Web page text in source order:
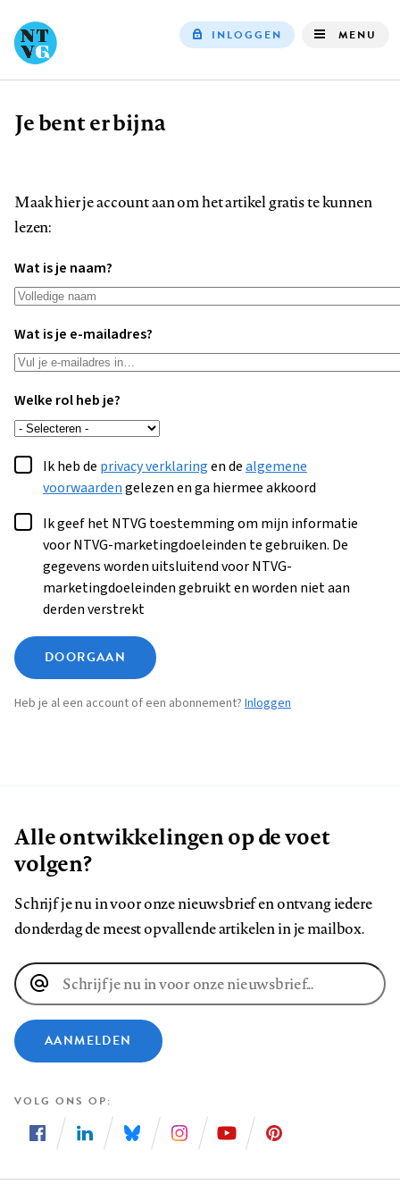
INLOGGEN MENU
Kruimelpad
Je bent er bijna
Maak hier je account aan om het artikel gratis te kunnen
lezen:
Wat is je naam?
Wat is je e-mailadres?
Welke rol heb je?
Ik heb de privacy verklaringen dealgemene
voorwaardengelezen en ga hiermee akkoord
Ik geef het NTVG toestemming om mijn informatie
voor NTVG-marketingdoeleinden te gebruiken. De
gegevens worden uitsluitend voor NTVG-
marketingdoeleinden gebruikt en worden niet aan
derden verstrekt
DOORGAAN
Heb je al een account of een abonnement? Inloggen
Alle ontwikkelingen op de voet
volgen?
Schrijf je nu in voor onze nieuwsbrief en ontvang iedere
donderdag de meest opvallende artikelen in je mailbox.
E-
mailadres
AANMELDEN
VOLG ONS OP
ons
ons
ons
ons
ons
ons